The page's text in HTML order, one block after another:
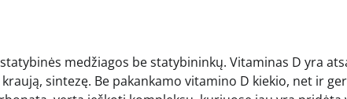
medžiagos be statybininkų. Vitaminas D yra
sintezę. Be pakankamo vitamino D kiekio, net ir